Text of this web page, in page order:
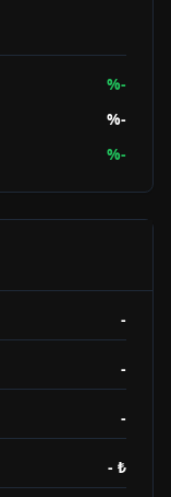
%-
%-
%-
-
-
-
- ₺